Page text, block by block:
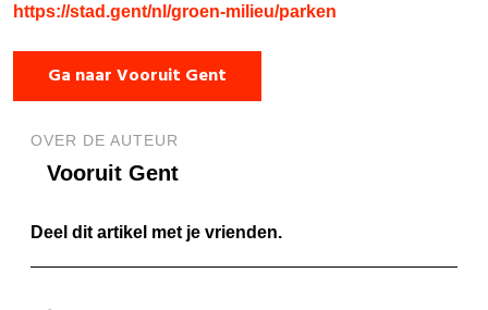
https://stad.gent/nl/groen-milieu/parken
Ga naar Vooruit Gent
OVER DE AUTEUR
Vooruit Gent
Deel dit artikel met je vrienden.